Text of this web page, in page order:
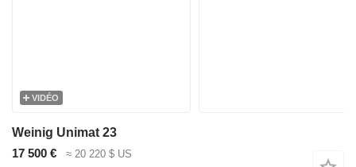
VIDÉO
Weinig Unimat 23
17 500 €
≈ 20 220 $ US